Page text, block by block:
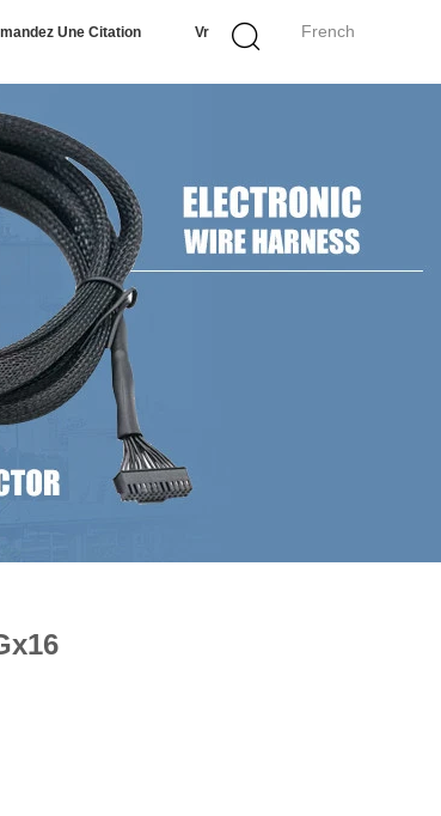
French
Une Citation Vr